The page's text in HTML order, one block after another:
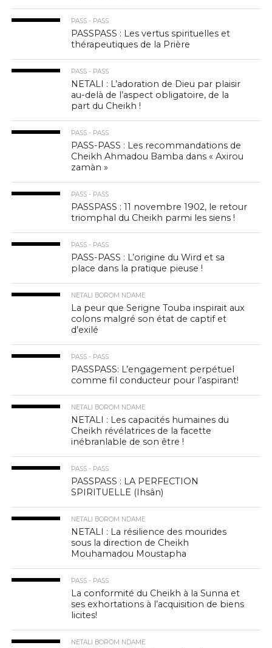
PASS - PASS
PASSPASS : Les vertus spirituelles et
thérapeutiques de la Prière
PASS - PASS
NETALI : L’adoration de Dieu par plaisir
au-delà de l’aspect obligatoire, de la
part du Cheikh !
PASS - PASS
PASS-PASS : Les recommandations de
Cheikh Ahmadou Bamba dans « Axirou
zamàn »
PASS - PASS
PASSPASS : 11 novembre 1902, le retour
triomphal du Cheikh parmi les siens !
PASS - PASS
PASS-PASS : L’origine du Wird et sa
place dans la pratique pieuse !
NETALI BOROM NDAME
La peur que Serigne Touba inspirait aux
colons malgré son état de captif et
d’exilé
PASS - PASS
PASSPASS: L’engagement perpétuel
comme fil conducteur pour l’aspirant!
NETALI BOROM NDAME
NETALI : Les capacités humaines du
Cheikh révélatrices de la facette
inébranlable de son être !
PASS - PASS
PASSPASS : LA PERFECTION
SPIRITUELLE (Ihsân)
NETALI BOROM NDAME
NETALI : La résilience des mourides
sous la direction de Cheikh
Mouhamadou Moustapha
PASS - PASS
La conformité du Cheikh à la Sunna et
ses exhortations à l’acquisition de biens
licites!
NETALI BOROM NDAME